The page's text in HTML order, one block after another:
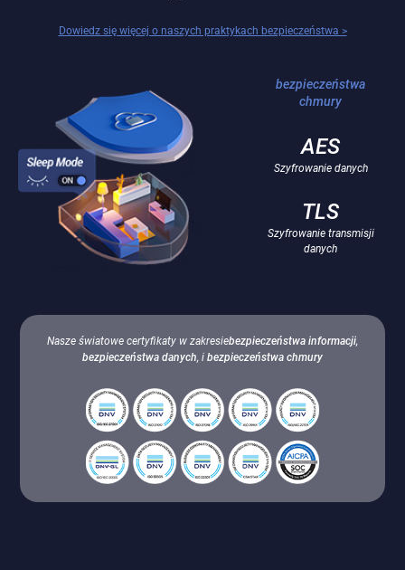
Dowiedz się więcej o naszych praktykach bezpieczeństwa >
bezpieczeństwa
chmury
AES
Szyfrowanie danych
TLS
Szyfrowanie transmisji
danych
Nasze światowe certyfikaty w zakresiebezpieczeństwa informacji,
bezpieczeństwa danych, i bezpieczeństwa chmury